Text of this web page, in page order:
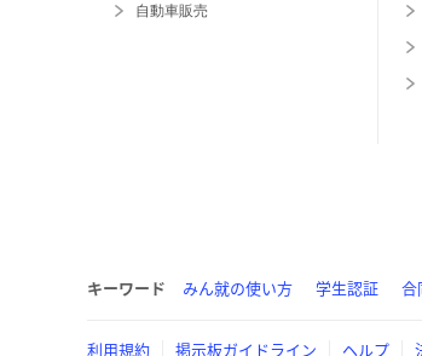
自動車販売
キーワード みん就の使い方 学生認証 合
利用規約 掲示板ガイドライン ヘルプ